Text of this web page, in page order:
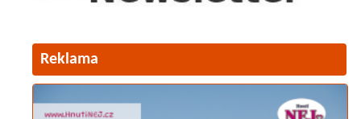
Reklama